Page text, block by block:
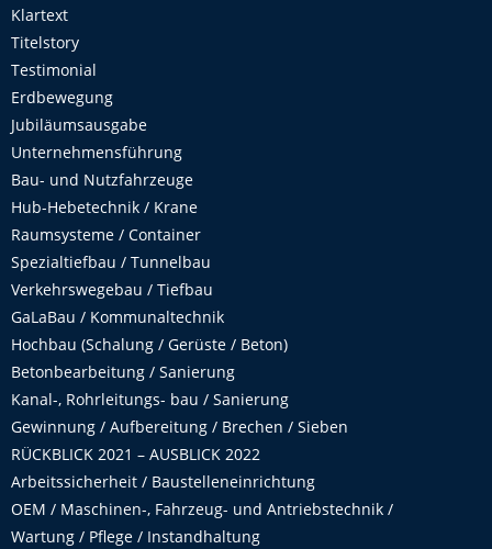
Klartext
Titelstory
Testimonial
Erdbewegung
Jubiläumsausgabe
Unternehmensführung
Bau- und Nutzfahrzeuge
Hub-Hebetechnik / Krane
Raumsysteme / Container
Spezialtiefbau / Tunnelbau
Verkehrswegebau / Tiefbau
GaLaBau / Kommunaltechnik
Hochbau (Schalung / Gerüste / Beton)
Betonbearbeitung / Sanierung
Kanal-, Rohrleitungs- bau / Sanierung
Gewinnung / Aufbereitung / Brechen / Sieben
RÜCKBLICK 2021 – AUSBLICK 2022
Arbeitssicherheit / Baustelleneinrichtung
OEM / Maschinen-, Fahrzeug- und Antriebstechnik /
Wartung / Pflege / Instandhaltung